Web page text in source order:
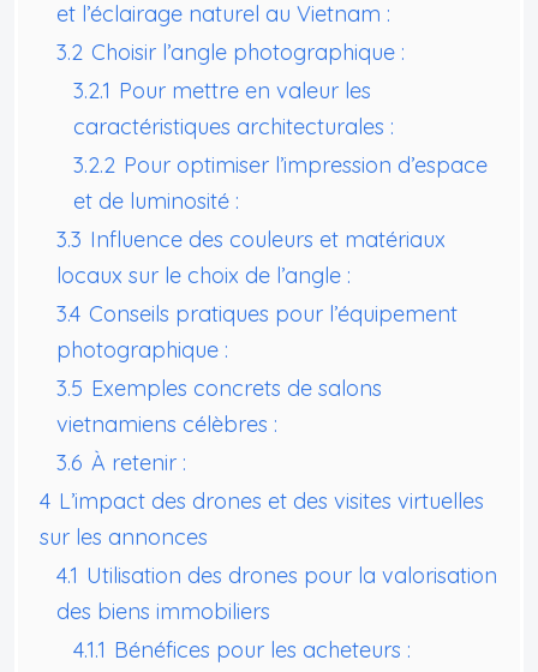
et l’éclairage naturel au Vietnam :
3.2 Choisir l’angle photographique :
3.2.1 Pour mettre en valeur les
caractéristiques architecturales :
3.2.2 Pour optimiser l’impression d’espace
et de luminosité :
3.3 Influence des couleurs et matériaux
locaux sur le choix de l’angle :
3.4 Conseils pratiques pour l’équipement
photographique :
3.5 Exemples concrets de salons
vietnamiens célèbres :
3.6 À retenir :
4 L’impact des drones et des visites virtuelles
sur les annonces
4.1 Utilisation des drones pour la valorisation
des biens immobiliers
4.1.1 Bénéfices pour les acheteurs :